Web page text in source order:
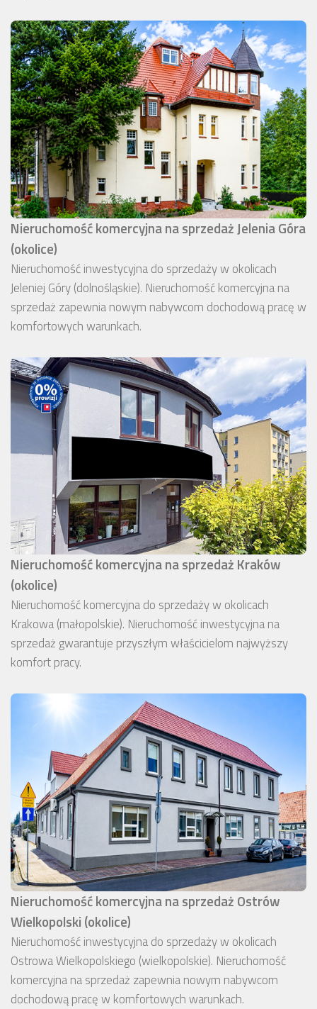
Nieruchomość komercyjna na sprzedaż Jelenia Góra
(okolice)
Nieruchomość inwestycyjna do sprzedaży w okolicach
Jeleniej Góry (dolnośląskie). Nieruchomość komercyjna na
sprzedaż zapewnia nowym nabywcom dochodową pracę w
komfortowych warunkach.
Nieruchomość komercyjna na sprzedaż Kraków
(okolice)
Nieruchomość komercyjna do sprzedaży w okolicach
Krakowa (małopolskie). Nieruchomość inwestycyjna na
sprzedaż gwarantuje przyszłym właścicielom najwyższy
komfort pracy.
Nieruchomość komercyjna na sprzedaż Ostrów
Wielkopolski (okolice)
Nieruchomość inwestycyjna do sprzedaży w okolicach
Ostrowa Wielkopolskiego (wielkopolskie). Nieruchomość
komercyjna na sprzedaż zapewnia nowym nabywcom
dochodową pracę w komfortowych warunkach.